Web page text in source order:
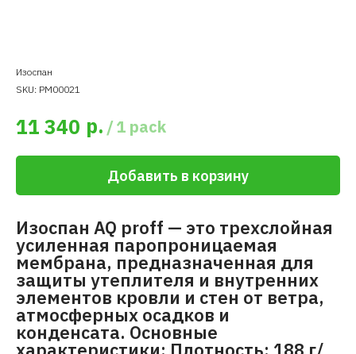
Изоспан
SKU: PM00021
11 340 р. /1 pack
Добавить в корзину
Изоспан AQ proff — это трехслойная
усиленная паропроницаемая
мембрана, предназначенная для
защиты утеплителя и внутренних
элементов кровли и стен от ветра,
атмосферных осадков и
конденсата. Основные